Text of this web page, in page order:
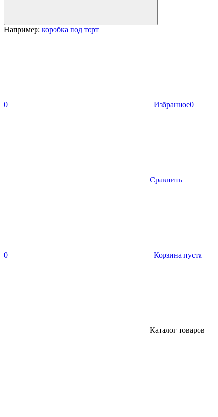
Например: коробка под торт
0 Избранное0
Сравнить
0 Корзина пуста
Каталог товаров